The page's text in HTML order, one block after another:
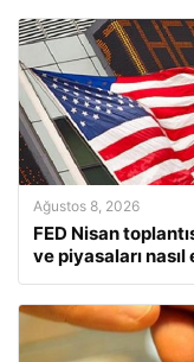
Ağustos 8, 2026
FED Nisan
ve piyasaları